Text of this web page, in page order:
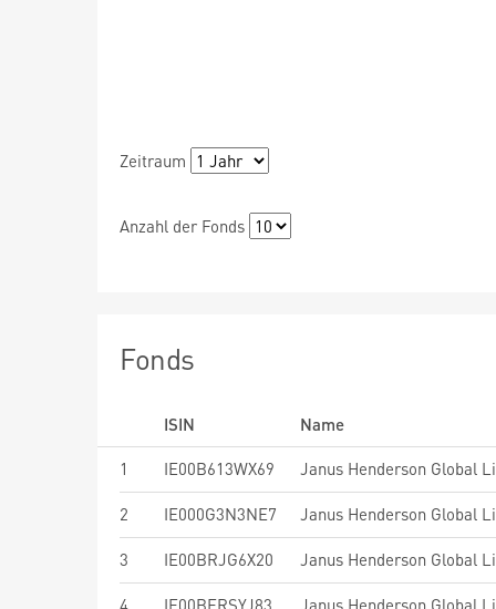
Zeitraum
Anzahl der Fonds
Fonds
ISIN
Name
1
IE00B613WX69 Janus Henderson Global
2 IE000G3N3NE7 Janus Henderson Global
3 IE00BRJG6X20 Janus Henderson Global
4 IE00BFRSYJ83 Janus Henderson Global